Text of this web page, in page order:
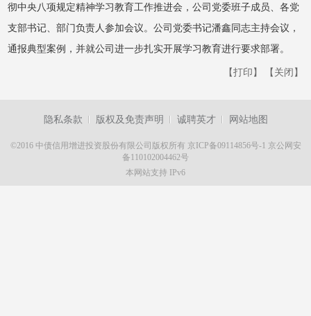
彻中央八项规定精神学习教育工作推进会，公司党委班子成员、各党
支部书记、部门负责人参加会议。公司党委书记潘鑫同志主持会议，
通报典型案例，并就公司进一步扎实开展学习教育进行要求部署。
【打印】 【关闭】
隐私条款 版权及免责声明 诚聘英才 网站地图
©2016 中债信用增进投资股份有限公司版权所有 京ICP备09114856号-1 京公网安
备110102004462号
本网站支持 IPv6